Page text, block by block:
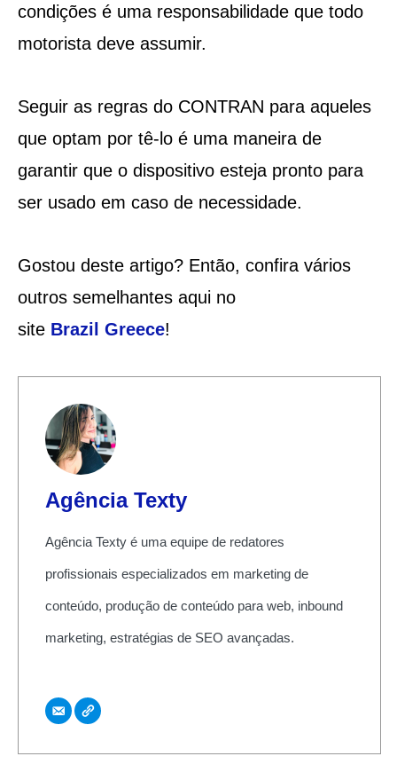
condições é uma responsabilidade que todo
motorista deve assumir.
Seguir as regras do CONTRAN para aqueles
que optam por tê-lo é uma maneira de
garantir que o dispositivo esteja pronto para
ser usado em caso de necessidade.
Gostou deste artigo? Então, confira vários
outros semelhantes aqui no
site Brazil Greece!
Agência Texty
Agência Texty é uma equipe de redatores
profissionais especializados em marketing de
conteúdo, produção de conteúdo para web, inbound
marketing, estratégias de SEO avançadas.